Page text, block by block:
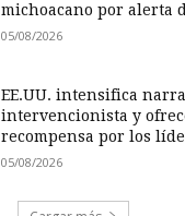
michoacano por alerta
05/08/2026
EE.UU. intensifica
intervencionista y
recompensa por los
05/08/2026